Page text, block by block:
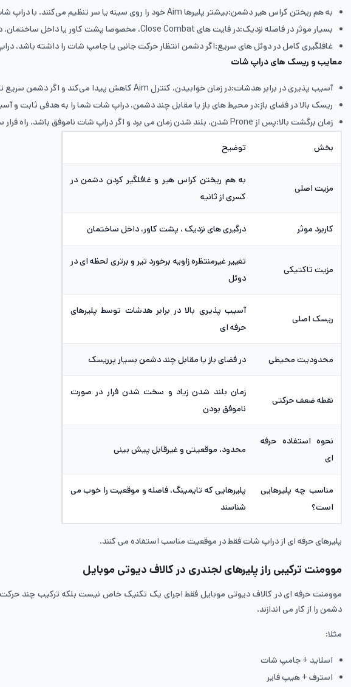
به هم ریختن کراس هیر دشمن:بیشتر پلیرها Aim خود را روی سینه یا سر تنظیم می‌کنند. با دراپ شات، سطح برخورد تیر دشمن ناگهان تغییر می‌کند و واکنش سریع برای او سخت می شود.
بسیار موثر در فاصله نزدیک:در فایت های Close Combat، مخصوصا پشت کاور یا داخل ساختمان، دراپ شات می تواند نتیجه درگیری را در چند صدم ثانیه مشخص کند.
غافلگیری کامل در دوئل های سریع:اگر دشمن انتظار حرکت جانبی یا جامپ شات را داشته باشد، دراپ
معایب و ریسک های دراپ شات
آسیب پذیری در برابر هدشات:در زمان خوابیدن، کنترل Aim کاهش پیدا می‌کند و اگر دشمن سریع تطبیق دهد، احتمال هدشات بالا می رود.
ریسک بالا در فضای باز:در محیط های باز یا مقابل چند دشمن، دراپ شات شما را به هدفی ثابت و
زمان برگشت بالا:پس از Prone شدن، بلند شدن زمان می برد و اگر دراپ شات ناموفق باشد، راه فرار سخت می شود.
بخش توضیح
مزیت اصلی
به هم ریختن کراس هیر و غافلگیر کردن دشمن در
کسری از ثانیه
کاربرد موثر درگیری های نزدیک ، پشت کاور، داخل ساختمان
مزیت تاکتیکی
تغییر غیرمنتظره زاویه برخورد تیر و برتری لحظه ای در
دوئل
ریسک اصلی
آسیب پذیری بالا در برابر هدشات توسط پلیرهای
حرفه ای
محدودیت محیطی در فضای باز یا مقابل چند دشمن بسیار پرریسک
نقطه ضعف حرکتی
زمان بلند شدن زیاد و سخت شدن فرار در صورت
ناموفق بودن
نحوه استفاده حرفه
ای
محدود، موقعیتی و غیرقابل پیش بینی
مناسب چه پلیرهایی
است؟
پلیرهایی که تایمینگ، فاصله و موقعیت را خوب می
شناسند
پلیرهای حرفه ای از دراپ شات فقط در موقعیت مناسب استفاده می کنند.
موومنت ترکیبی راز پلیرهای لجندری در کالاف دیوتی موبایل
موومنت حرفه ای در کالاف دیوتی موبایل فقط اجرای یک تکنیک خاص نیست بلکه ترکیب چند حرکت
دشمن را از کار می اندازند.
مثلا:
اسلاید + جامپ شات
استرف + هیپ فایر